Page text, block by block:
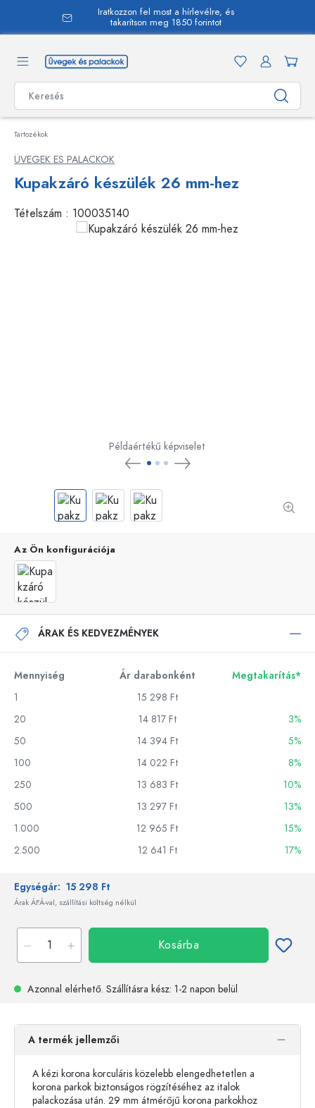
Iratkozzon fel most a hírlevélre, és
takarítson meg 1850 forintot
Tartozékok
ÜVEGEK ES PALACKOK
Kupakzáró készülék 26 mm-hez
Tételszám : 100035140
Példaértékű képviselet
Az Ön konfigurációja
ÁRAK ÉS KEDVEZMÉNYEK
Mennyiség Ár darabonként
Megtakarítás*
1
15 298 Ft
20
14 817 Ft
3%
50
14 394 Ft
5%
100
14 022 Ft
8%
250
13 683 Ft
10%
500
13 297 Ft
13%
1.000
12 965 Ft
15%
2.500
12 641 Ft 17%
Egységár: 15 298 Ft
Árak ÁFÁ-val, szállítási költség nélkül
Kosárba
Azonnal elérhető. Szállításra kész: 1-2 napon belül
A termék jellemzői
A kézi korona korculáris közelebb elengedhetetlen a
korona parkok biztonságos rögzítéséhez az italok
palackozása után. 29 mm átmérőjű korona parkokhoz